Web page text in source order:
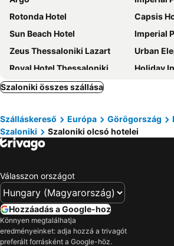
Rotonda Hotel
Capsis
Sun Beach Hotel
Imperial
Zeus Thessaloniki Lazart
Urban
Royal Hotel Thessaloniki
Holiday
Studios Arabas
Golden Star City Resort
Aegeon
Elisabeth Boutique Hotel
Wellness
Colors Central
Hotel Kastoria
Park Hotel
Avalon Airport Hotel Thessaloniki
Mandrino Hotel
Hotel Ilisia
Szaloniki összes szállása
Szálláskereső Európa Görögország
Szaloniki
Szaloniki olcsó hotelei
Válasszon országot
Hozzáadás a Google-hoz
Könnyen megtalálhatja
eredményeinket: adja hozzá a trivagót
preferált forrásként a Google-höz.